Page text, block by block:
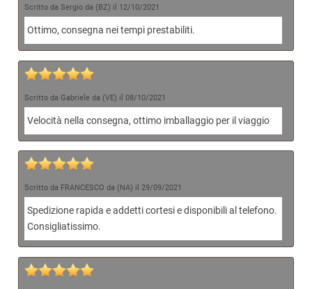
Scritto da Sergio da (BZ) il 12/10/2021
Ottimo, consegna nei tempi prestabiliti.
Scritto da Gabriele da (VE) il 08/10/2021
Velocità nella consegna, ottimo imballaggio per il viaggio
Scritto da FRANCESCO da (NA) il 29/09/2021
Spedizione rapida e addetti cortesi e disponibili al telefono.
Consigliatissimo.